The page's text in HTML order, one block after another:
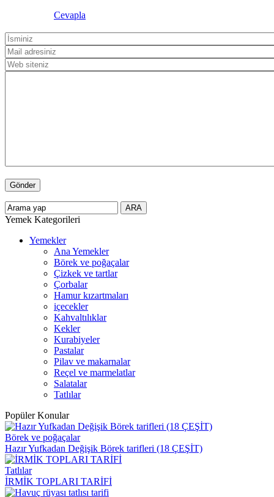
Cevapla
Yemek Kategorileri
Yemekler
Ana Yemekler
Börek ve poğaçalar
Çizkek ve tartlar
Çorbalar
Hamur kızartmaları
içecekler
Kahvaltılıklar
Kekler
Kurabiyeler
Pastalar
Pilav ve makarnalar
Reçel ve marmelatlar
Salatalar
Tatlılar
Popüler Konular
Börek ve poğaçalar
Hazır Yufkadan Değişik Börek tarifleri (18 ÇEŞİT)
Tatlılar
İRMİK TOPLARI TARİFİ